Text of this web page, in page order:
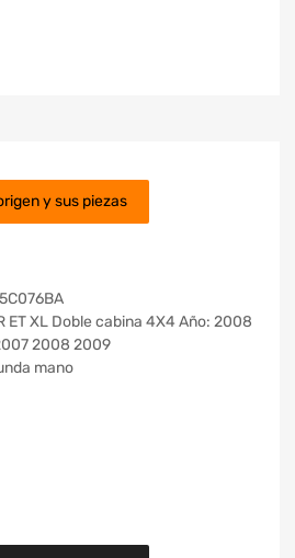
y sus piezas
ET XL Doble cabina 4X4 Año: 2008
2008 2009
mano